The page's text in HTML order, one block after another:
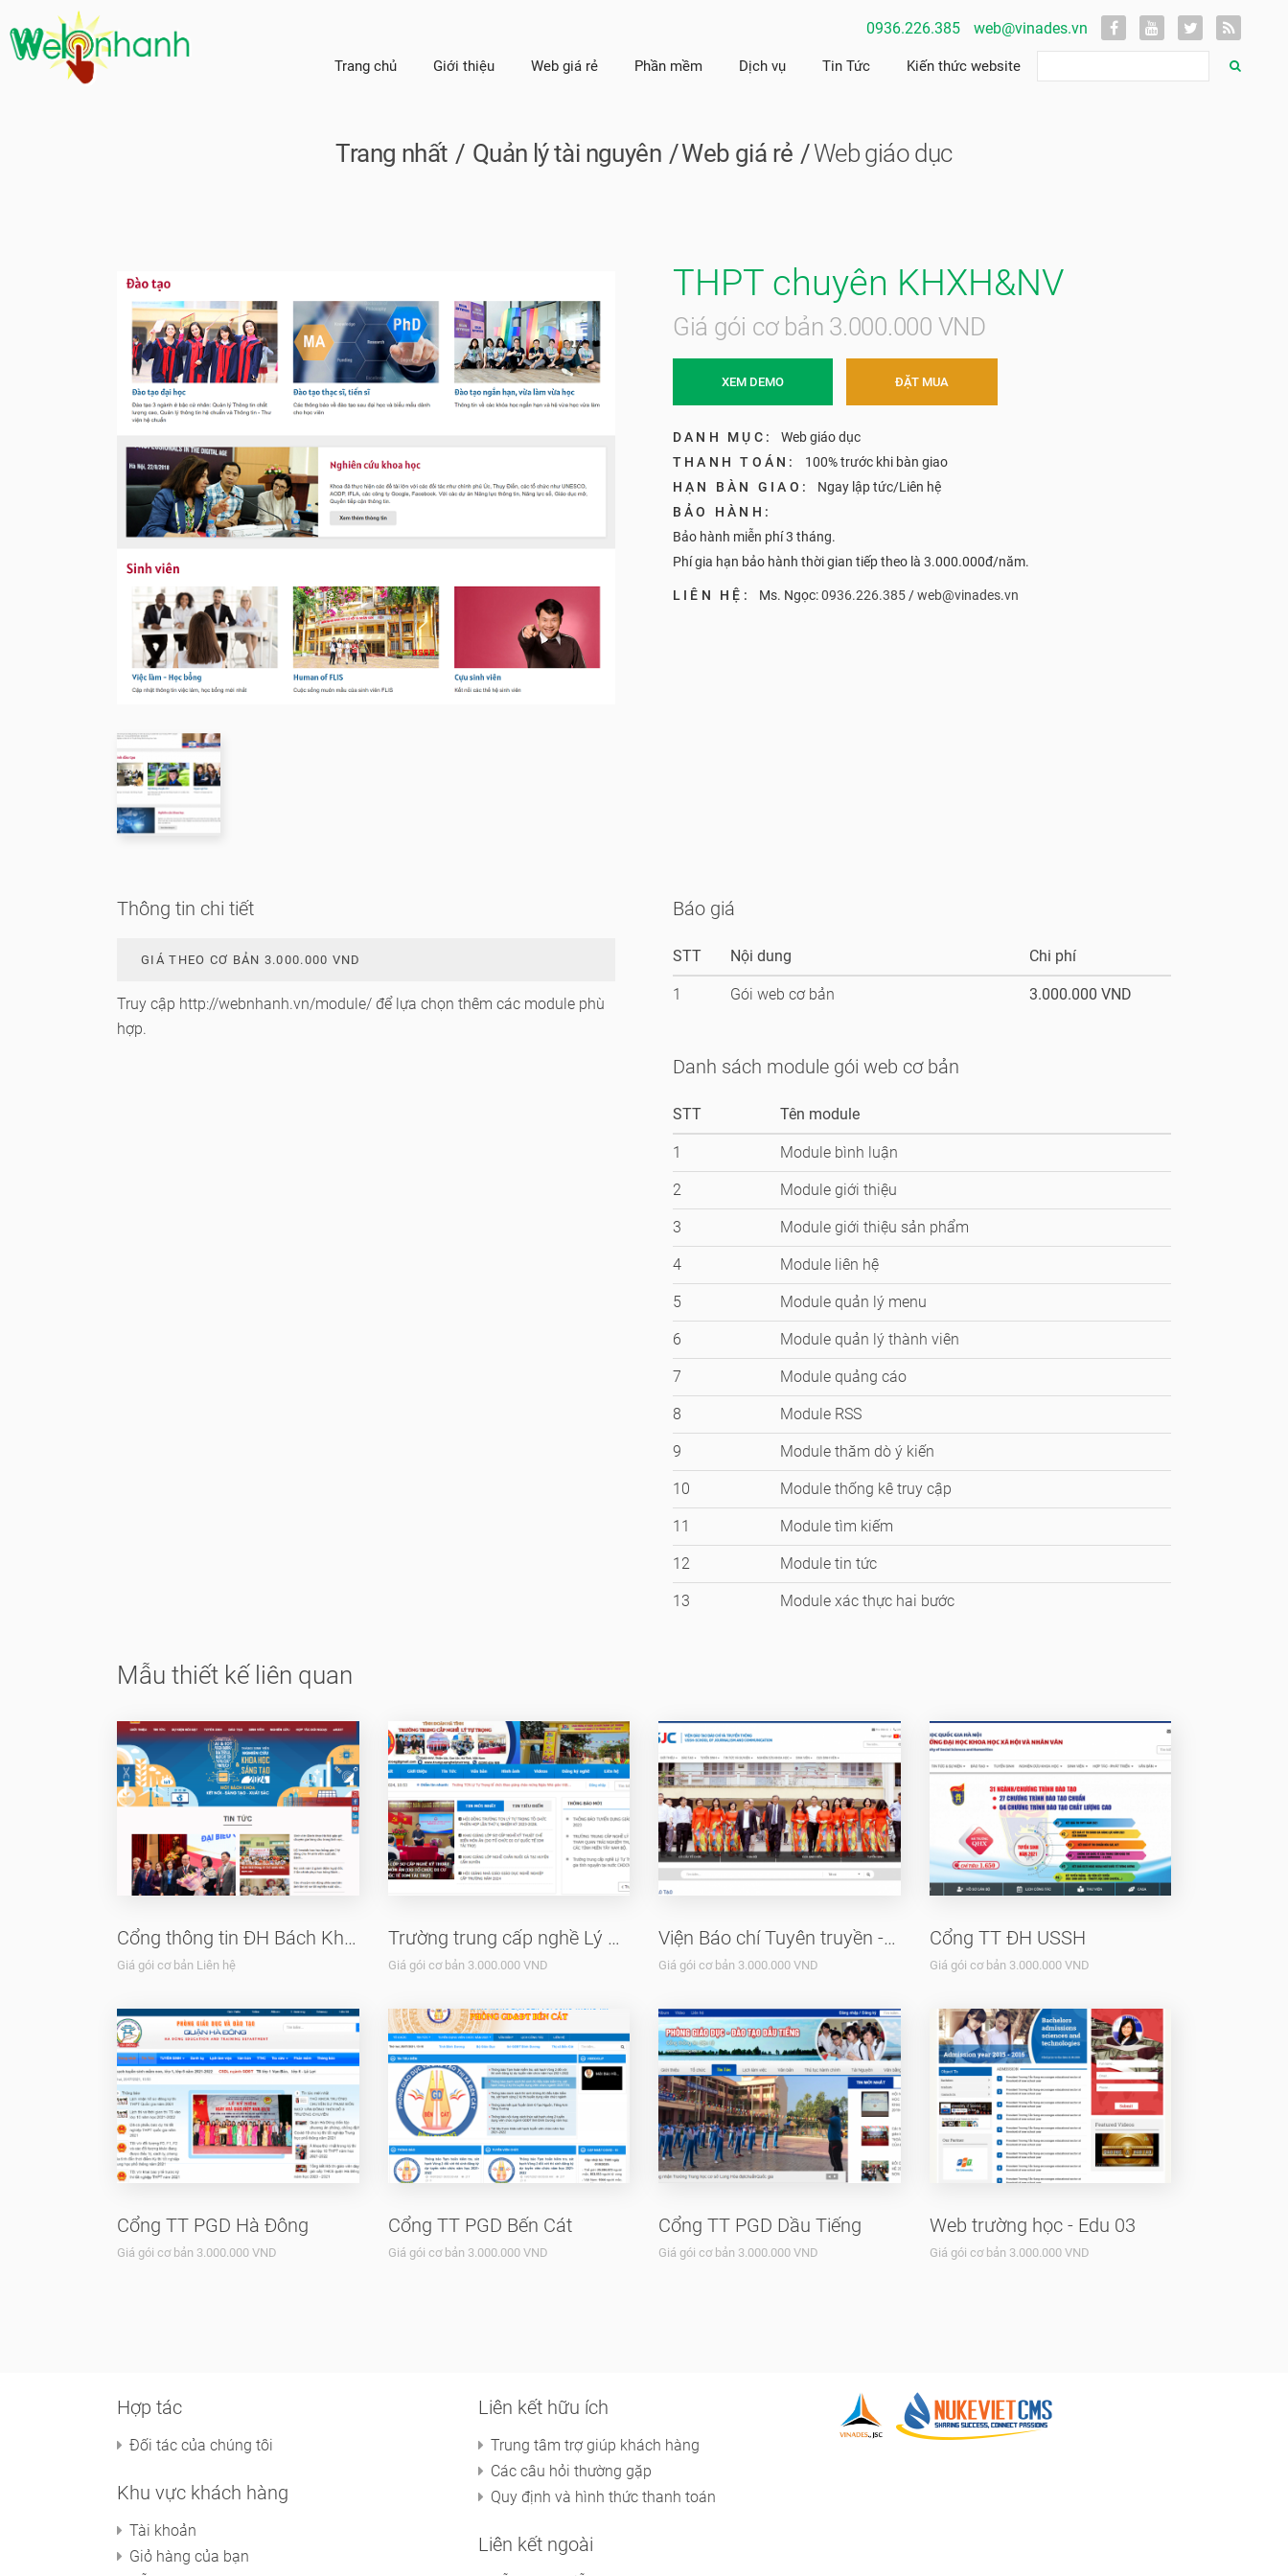
0936.226.385 web@vinades.vn
Trang chủ Giới thiệu Web giá rẻ Phần mềm Dịch vụ Tin Tức Kiến thức website
Trang nhất Quản lý tài nguyên Web giá rẻ Web giáo dục
THPT chuyên KHXH&NV
Giá gói cơ bản 3.000.000 VND
XEM DEMO ĐẶT MUA
DANH MỤC:
Web giáo dục
THANH TOÁN:
100% trước khi bàn giao
HẠN BÀN GIAO:
Ngay lập tức/Liên hệ
BẢO HÀNH:
Bảo hành miễn phí 3 tháng.
Phí gia hạn bảo hành thời gian tiếp theo là 3.000.000đ/năm.
LIÊN HỆ: Ms. Ngọc:0936.226.385 /web@vinades.vn
Thông tin chi tiết
GIÁ THEO CƠ BẢN 3.000.000 VND
Truy cập http://webnhanh.vn/module/ để lựa chọn thêm các module phù
hợp.
Báo giá
STT Nội dung Chi phí
1 Gói web cơ bản 3.000.000 VND
Danh sách module gói web cơ bản
STT Tên module
1 Module bình luận
2 Module giới thiệu
3 Module giới thiệu sản phẩm
4 Module liên hệ
5 Module quản lý menu
6 Module quản lý thành viên
7 Module quảng cáo
8 Module RSS
9 Module thăm dò ý kiến
10 Module thống kê truy cập
11 Module tìm kiếm
12 Module tin tức
13 Module xác thực hai bước
Mẫu thiết kế liên quan
Cổng thông tin ĐH Bách Khoa
Giá gói cơ bản Liên hệ
Trường trung cấp nghề Lý Tự Trọng
Giá gói cơ bản 3.000.000 VND
Viện Báo chí Tuyên truyền - ĐH USSH
Giá gói cơ bản 3.000.000 VND
Cổng TT ĐH USSH
Giá gói cơ bản 3.000.000 VND
Cổng TT PGD Hà Đông
Giá gói cơ bản 3.000.000 VND
Cổng TT PGD Bến Cát
Giá gói cơ bản 3.000.000 VND
Cổng TT PGD Dầu Tiếng
Giá gói cơ bản 3.000.000 VND
Web trường học - Edu 03
Giá gói cơ bản 3.000.000 VND
Hợp tác
Đối tác của chúng tôi
Khu vực khách hàng
Tài khoản
Giỏ hàng của bạn
Liên kết hữu ích
Trung tâm trợ giúp khách hàng
Các câu hỏi thường gặp
Quy định và hình thức thanh toán
Liên kết ngoài